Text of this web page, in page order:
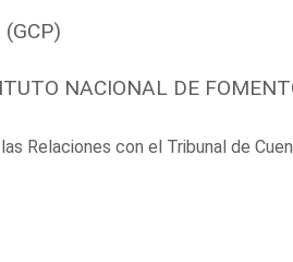
(GCP)
NACIONAL DE
Relaciones con el Tribunal de